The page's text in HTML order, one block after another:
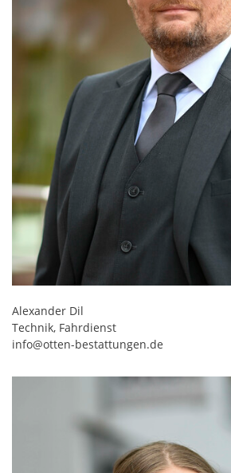
Alexander Dil
Technik, Fahrdienst
info@otten-bestattungen.de